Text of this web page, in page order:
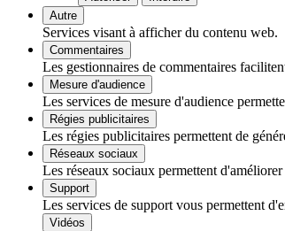
Autre
Services visant à afficher du contenu web.
Commentaires
Les gestionnaires de commentaires
Mesure d'audience
Les services de mesure d'audience
Régies publicitaires
Les régies publicitaires permettent de
Réseaux sociaux
Les réseaux sociaux permettent
Support
Les services de support vous permettent
Vidéos